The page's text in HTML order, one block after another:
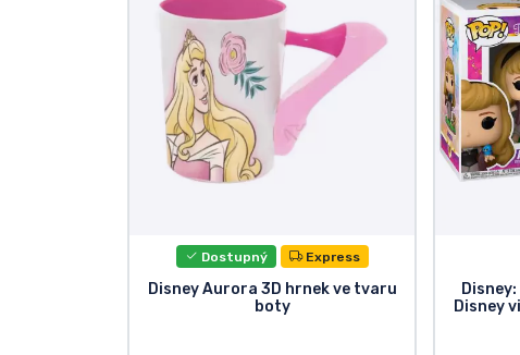
Dostupný Express
Disney Aurora 3D hrnek ve tvaru
boty
Disney
Seriálové věci
Filmové věci
Úžasné věci
Hráčské věci